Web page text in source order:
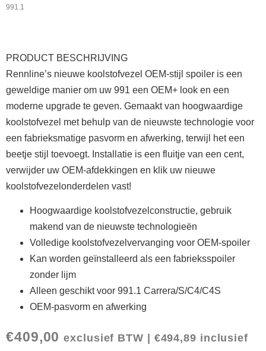
991.1
PRODUCT BESCHRIJVING
Rennline’s nieuwe koolstofvezel OEM-stijl spoiler is een
geweldige manier om uw 991 een OEM+ look en een
moderne upgrade te geven. Gemaakt van hoogwaardige
koolstofvezel met behulp van de nieuwste technologie voor
een fabrieksmatige pasvorm en afwerking, terwijl het een
beetje stijl toevoegt. Installatie is een fluitje van een cent,
verwijder uw OEM-afdekkingen en klik uw nieuwe
koolstofvezelonderdelen vast!
Hoogwaardige koolstofvezelconstructie, gebruik
makend van de nieuwste technologieën
Volledige koolstofvezelvervanging voor OEM-spoiler
Kan worden geïnstalleerd als een fabrieksspoiler
zonder lijm
Alleen geschikt voor 991.1 Carrera/S/C4/C4S
OEM-pasvorm en afwerking
€409,00 exclusief BTW | €494,89 inclusief